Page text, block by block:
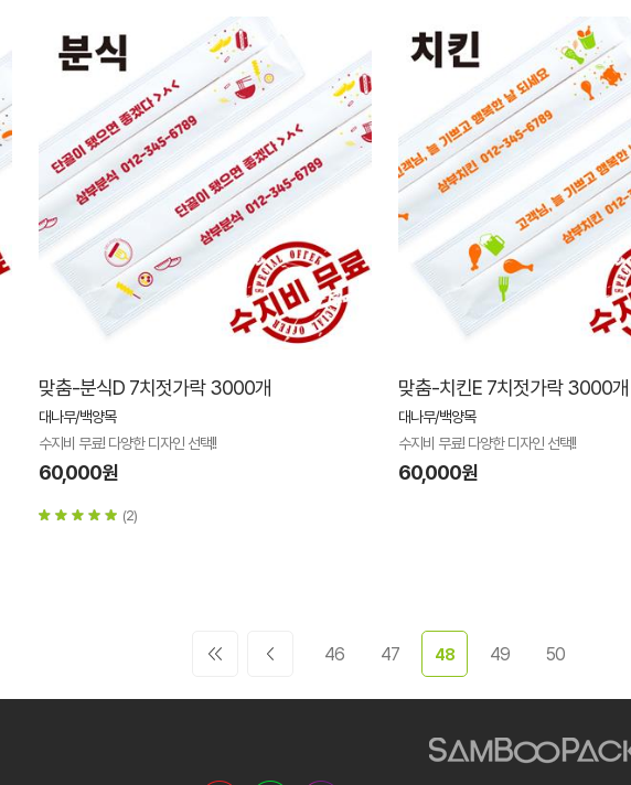
맞춤-분식D 7치젓가락 3000개
대나무/백양목
수지비 무료! 다양한 디자인 선택!!
60,000원
(2)
맞춤-치킨E 7치젓가락 3000개
대나무/백양목
수지비 무료! 다양한 디자인 선택!!
60,000원
46 47 48 49 50